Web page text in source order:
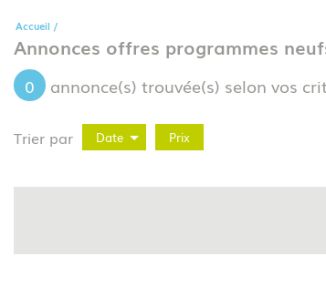
Accueil
Annonces offres programmes
0 annonce(s) trouvée(s) selon vos
Trier par Date Prix